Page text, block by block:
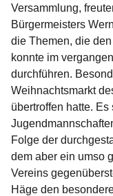
Versammlung,
Bürgermeisters
die Themen, die
konnte im
durchführen.
Weihnachtsmarkt
übertroffen hatte.
Folge der
dem aber ein umso
Vereins
Häge den